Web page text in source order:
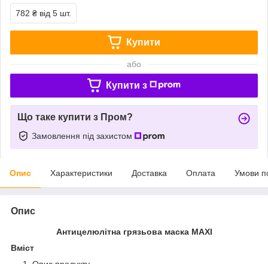
782 ₴ від 5 шт.
Купити
або
Купити з
Що таке купити з Пром?
Замовлення під захистом
Опис Характеристики Доставка Оплата Умови
Опис
Антицелюлітна грязьова маска MAXI
Вміст